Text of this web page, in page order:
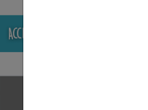
Accept all